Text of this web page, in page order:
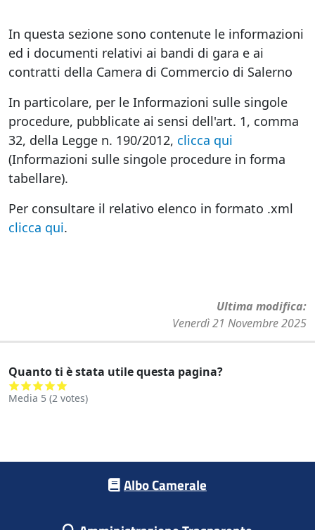
In questa sezione sono contenute le informazioni
ed i documenti relativi ai bandi di gara e ai
contratti della Camera di Commercio di Salerno
In particolare, per le Informazioni sulle singole
procedure, pubblicate ai sensi dell'art. 1, comma
32, della Legge n. 190/2012, clicca qui
(Informazioni sulle singole procedure in forma
tabellare).
Per consultare il relativo elenco in formato .xml
clicca qui.
Ultima modifica
Venerdì 21 Novembre 2025
Quanto ti è stata utile questa pagina?
Media 5 (2 votes)
Albo Camerale